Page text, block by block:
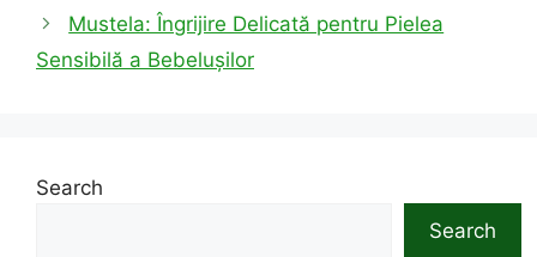
Mustela: Îngrijire Delicată pentru Pielea
Sensibilă a Bebelușilor
Search
Search